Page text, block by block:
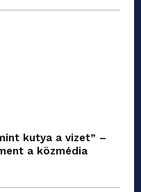
kutya a vizet” –
a közmédia